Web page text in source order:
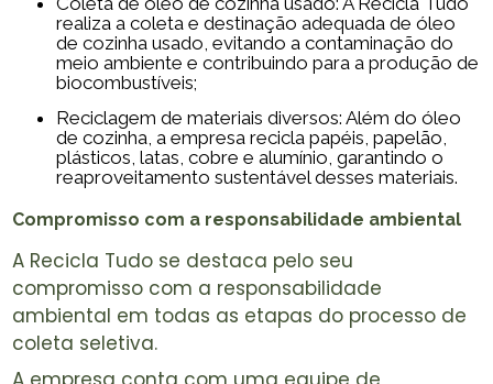
realiza a coleta e destinação adequada de óleo
de cozinha usado, evitando a contaminação do
meio ambiente e contribuindo para a produção de
biocombustíveis;
Reciclagem de materiais diversos: Além do óleo
de cozinha, a empresa recicla papéis, papelão,
plásticos, latas, cobre e alumínio, garantindo o
reaproveitamento sustentável desses materiais.
Compromisso com a responsabilidade ambiental
A Recicla Tudo se destaca pelo seu
compromisso com a responsabilidade
ambiental em todas as etapas do processo de
coleta seletiva.